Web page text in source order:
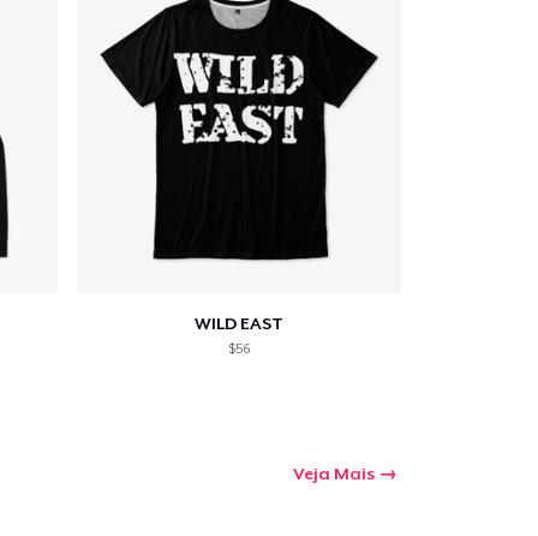
WILD EAST
$56
Veja Mais
o carrinho